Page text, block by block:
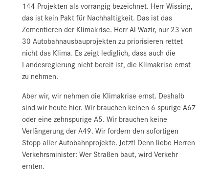
144 Projekten als vorrangig bezeichnet. Herr Wissing,
das ist kein Pakt für Nachhaltigkeit. Das ist das
Zementieren der Klimakrise. Herr Al Wazir, nur 23 von
30 Autobahnausbauprojekten zu priorisieren rettet
nicht das Klima. Es zeigt lediglich, dass auch die
Landesregierung nicht bereit ist, die Klimakrise ernst
zu nehmen.
Aber wir, wir nehmen die Klimakrise ernst. Deshalb
sind wir heute hier. Wir brauchen keinen 6-spurige A67
oder eine zehnspurige A5. Wir brauchen keine
Verlängerung der A49. Wir fordern den sofortigen
Stopp aller Autobahnprojekte. Jetzt! Denn liebe Herren
Verkehrsminister: Wer Straßen baut, wird Verkehr
ernten.